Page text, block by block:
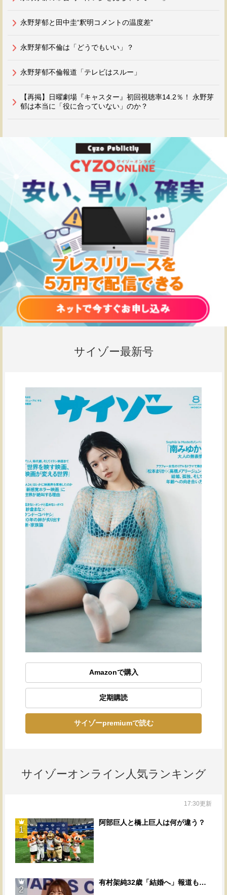
永野芽郁と田中圭“釈明コメントの温度差”
永野芽郁不倫は「どうでもいい」？
永野芽郁不倫報道「テレビはスルー」
【再掲】日曜劇場『キャスター』初回視聴率14.2％！ 永野芽
郁は本当に「役に合っていない」のか？
サイゾー最新号
Amazonで購入
定期購読
サイゾーpremiumで読む
サイゾーオンライン人気ランキング
17:30更新
1
阿部巨人と橋上巨人は何が違う？
2
有村架純32歳「結婚へ」報道も…